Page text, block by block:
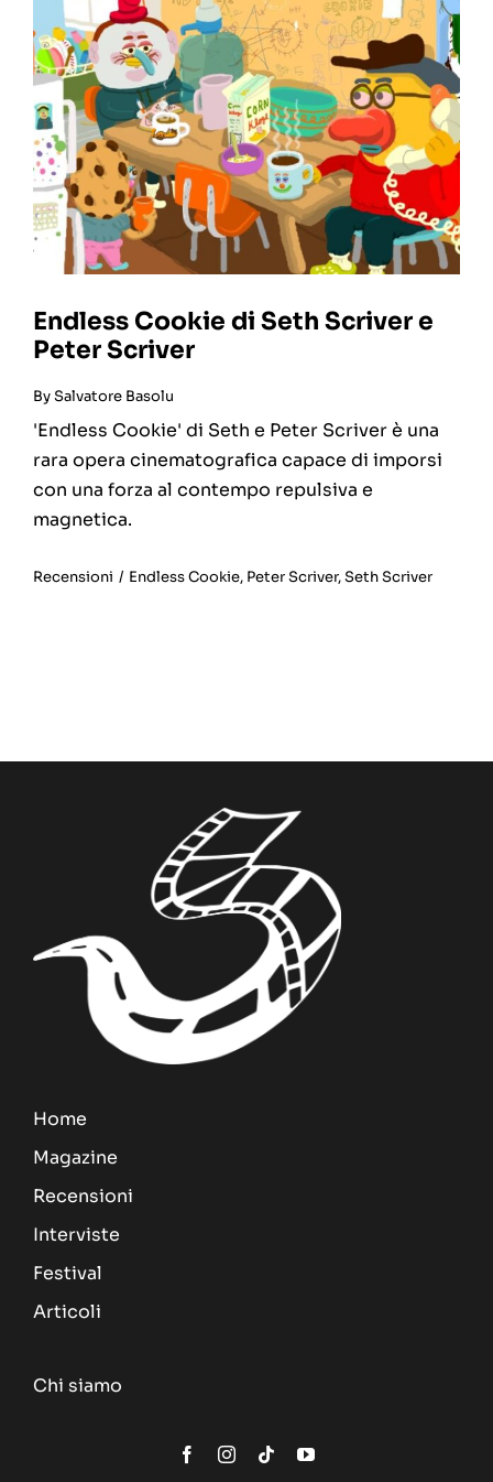
Endless Cookie di Seth Scriver e
Peter Scriver
BySalvatore Basolu
'Endless Cookie' di Seth e Peter Scriver è una
rara opera cinematografica capace di imporsi
con una forza al contempo repulsiva e
magnetica.
Recensioni / Endless Cookie, Peter Scriver,Seth Scriver
Home
Magazine
Recensioni
Interviste
Festival
Articoli
Chi siamo